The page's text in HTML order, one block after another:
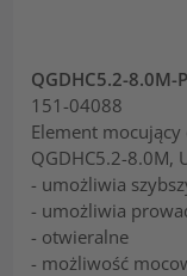
QGDHC5.2-8.0M-
151-04088
Element
QGDHC5.2-8.0M,
- umożliwia
- umożliwia
- otwieralne
- możliwość